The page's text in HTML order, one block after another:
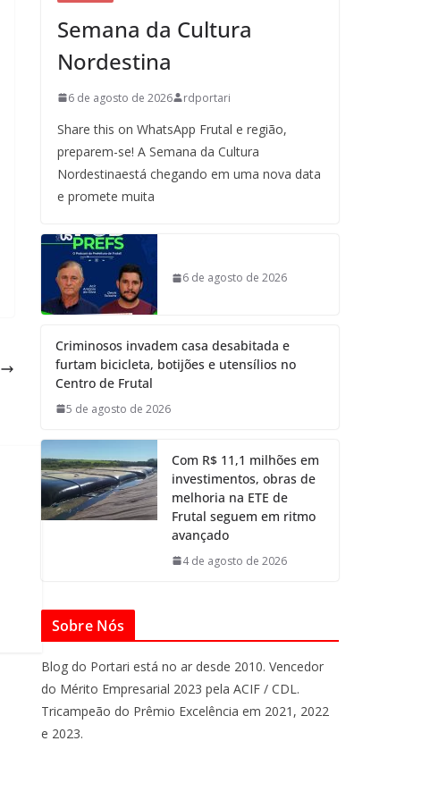
Semana da Cultura
Nordestina
6 de agosto de 2026 rdportari
Share this on WhatsApp Frutal e região,
preparem-se! A Semana da Cultura
Nordestinaestá chegando em uma nova data
e promete muita
6 de agosto de 2026
Criminosos invadem casa desabitada e
furtam bicicleta, botijões e utensílios no
Centro de Frutal
5 de agosto de 2026
Com R$ 11,1 milhões em
investimentos, obras de
melhoria na ETE de
Frutal seguem em ritmo
avançado
4 de agosto de 2026
Sobre Nós
Blog do Portari está no ar desde 2010. Vencedor
do Mérito Empresarial 2023 pela ACIF / CDL.
Tricampeão do Prêmio Excelência em 2021, 2022
e 2023.